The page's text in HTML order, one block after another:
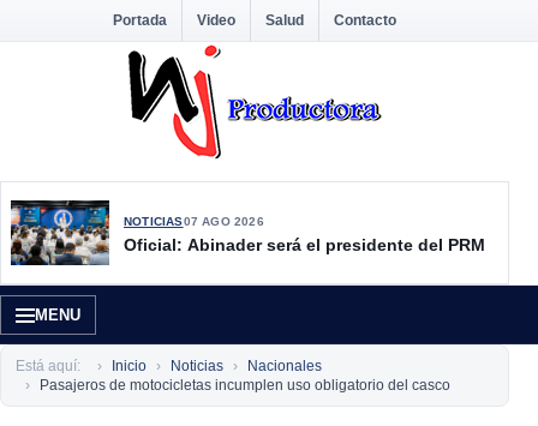
Portada Video Salud Contacto
NOTICIAS07 AGO 2026
Oficial: Abinader será el presidente del PRM
MENU
Está aquí: Inicio Noticias
Nacionales
Pasajeros de motocicletas incumplen uso obligatorio del casco